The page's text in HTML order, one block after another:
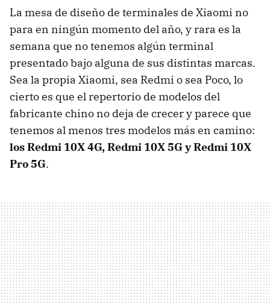
La mesa de diseño de terminales de Xiaomi no
para en ningún momento del año, y rara es la
semana que no tenemos algún terminal
presentado bajo alguna de sus distintas marcas.
Sea la propia Xiaomi, sea Redmi o sea Poco, lo
cierto es que el repertorio de modelos del
fabricante chino no deja de crecer y parece que
tenemos al menos tres modelos más en camino:
los Redmi 10X 4G, Redmi 10X 5G y Redmi 10X
Pro 5G.